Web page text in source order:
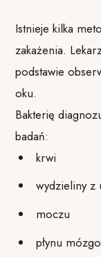
Istnieje kilka
zakażenia.
podstawie
oku.
Bakterię
badań:
krwi
wydzieliny z
moczu
płynu